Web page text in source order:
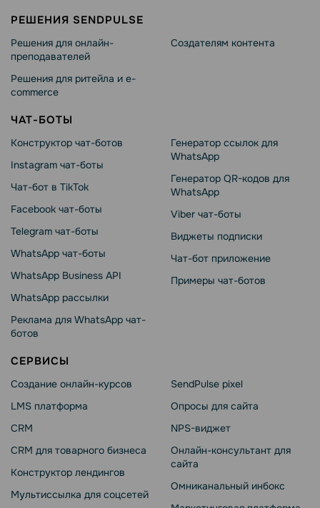
РЕШЕНИЯ SENDPULSE
Решения для онлайн-
преподавателей
Решения для ритейла и e-
commerce
Создателям контента
ЧАТ-БОТЫ
Конструктор чат-ботов
Instagram чат-боты
Чат-бот в TikTok
Facebook чат-боты
Telegram чат-боты
WhatsApp чат-боты
WhatsApp Business API
WhatsApp рассылки
Реклама для WhatsApp чат-
ботов
Генератор ссылок для
WhatsApp
Генератор QR-кодов для
WhatsApp
Viber чат-боты
Виджеты подписки
Чат-бот приложение
Примеры чат-ботов
СЕРВИСЫ
Создание онлайн-курсов
LMS платформа
CRM
CRM для товарного бизнеса
Конструктор лендингов
Мультиссылка для соцсетей
SendPulse pixel
Опросы для сайта
NPS-виджет
Онлайн-консультант для
сайта
Омниканальный инбокс